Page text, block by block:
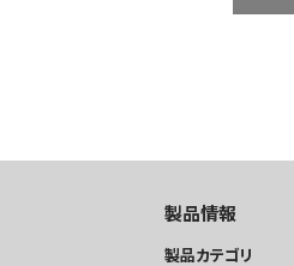
製品情報
製品カテゴリ